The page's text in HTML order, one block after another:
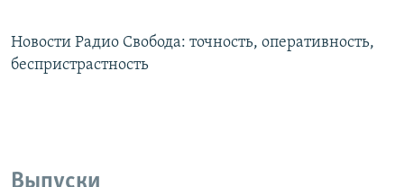
Новости Радио Свобода: точность, оперативность,
беспристрастность